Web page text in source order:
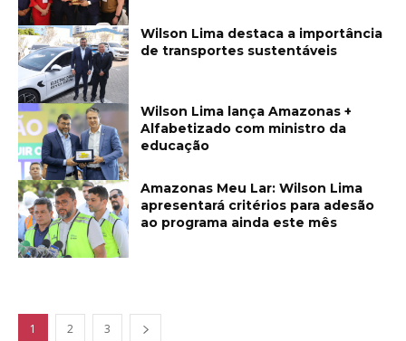
Wilson Lima destaca a importância
de transportes sustentáveis
Wilson Lima lança Amazonas +
Alfabetizado com ministro da
educação
Amazonas Meu Lar: Wilson Lima
apresentará critérios para adesão
ao programa ainda este mês
1 2 3